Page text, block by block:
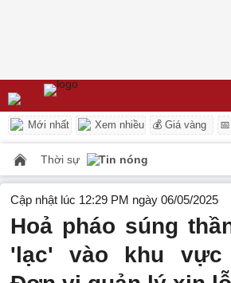
Mới nhất Xem nhiều 💰 Giá vàng
Thời sự Tin nóng
Cập nhật lúc 12:29 PM ngày 06/05/2025
Hoả pháo súng
'lạc' vào khu vực